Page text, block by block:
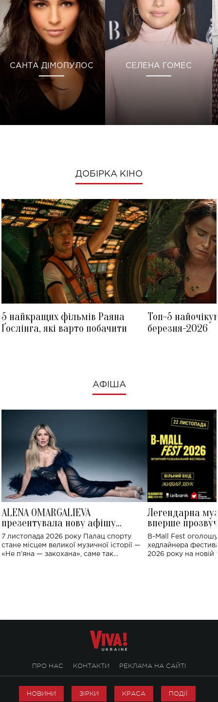
САНТА ДІМОПУЛОС СЕЛЕНА ГОМЕС
ДОБІРКА КІНО
5 найкращих фільмів Раяна
Ґослінга, які варто побачити
Топ-5
березня-2026
АФІША
ALENA OMARGALIEVA
презентувала нову афішу
великого концерту в Палаці
спорту
7 листопада 2026 року Палац спорту
стане місцем великої музичної історії —
«Не пʼяна — закохана», саме так
Легендарна
вперше
Україні: де
B-Mall Fest
хедлайнера
2026 року на новій
ПРО НАС КОНТАКТИ РЕКЛАМА НА САЙТІ
НОВИНИ ЗІРКИ КРАСА ПОДІЇ